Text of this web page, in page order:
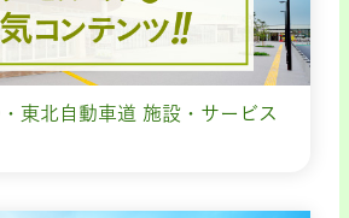
東北自動車道 施設・サービス